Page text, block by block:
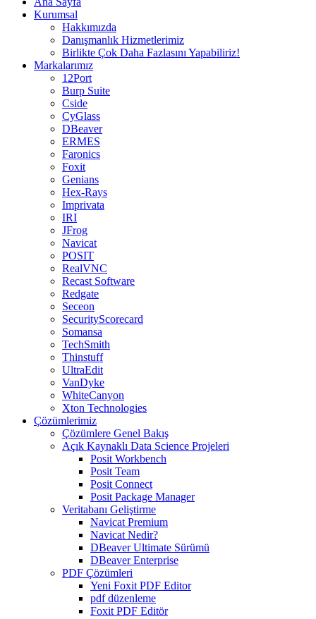
Kurumsal
Hakkımızda
Danışmanlık Hizmetlerimiz
Birlikte Çok Daha Fazlasını Yapabiliriz!
Markalarımız
12Port
Burp Suite
Cside
CyGlass
DBeaver
ERMES
Faronics
Foxit
Genians
Hex-Rays
Imprivata
IRI
JFrog
Navicat
POSIT
RealVNC
Recast Software
Redgate
Seceon
SecurityScorecard
Somansa
TechSmith
Thinstuff
UltraEdit
VanDyke
WhiteCanyon
Xton Technologies
Çözümlerimiz
Çözümlere Genel Bakış
Açık Kaynaklı Data Science Projeleri
Posit Workbench
Posit Team
Posit Connect
Posit Package Manager
Veritabanı Geliştirme
Navicat Premium
Navicat Nedir?
DBeaver Ultimate Sürümü
DBeaver Enterprise
PDF Çözümleri
Yeni Foxit PDF Editor
pdf düzenleme
Foxit PDF Editör